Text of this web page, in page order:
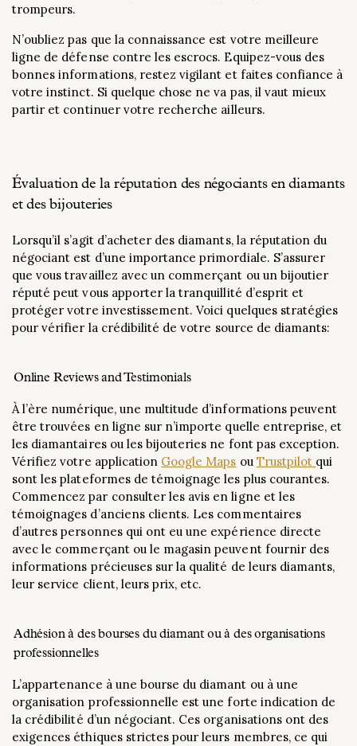
trompeurs.
N’oubliez pas que la connaissance est votre meilleure
ligne de défense contre les escrocs. Equipez-vous des
bonnes informations, restez vigilant et faites confiance à
votre instinct. Si quelque chose ne va pas, il vaut mieux
partir et continuer votre recherche ailleurs.
Évaluation de la réputation des négociants en diamants
et des bijouteries
Lorsqu’il s’agit d’acheter des diamants, la réputation du
négociant est d’une importance primordiale. S’assurer
que vous travaillez avec un commerçant ou un bijoutier
réputé peut vous apporter la tranquillité d’esprit et
protéger votre investissement. Voici quelques stratégies
pour vérifier la crédibilité de votre source de diamants:
Online Reviews and Testimonials
À l’ère numérique, une multitude d’informations peuvent
être trouvées en ligne sur n’importe quelle entreprise, et
les diamantaires ou les bijouteries ne font pas exception.
Vérifiez votre application Google Maps ou Trustpilot qui
sont les plateformes de témoignage les plus courantes.
Commencez par consulter les avis en ligne et les
témoignages d’anciens clients. Les commentaires
d’autres personnes qui ont eu une expérience directe
avec le commerçant ou le magasin peuvent fournir des
informations précieuses sur la qualité de leurs diamants,
leur service client, leurs prix, etc.
Adhésion à des bourses du diamant ou à des organisations
professionnelles
L’appartenance à une bourse du diamant ou à une
organisation professionnelle est une forte indication de
la crédibilité d’un négociant. Ces organisations ont des
exigences éthiques strictes pour leurs membres, ce qui